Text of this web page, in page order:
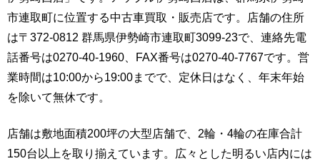
市連取町に位置する中古車買取・販売店です。店舗の住所
は〒372-0812 群馬県伊勢崎市連取町3099-23で、連絡先電
話番号は0270-40-1960、FAX番号は0270-40-7767です。営
業時間は10:00から19:00までで、定休日はなく、年末年始
を除いて無休です。
店舗は敷地面積200坪の大型店舗で、2輪・4輪の在庫合計
150台以上を取り揃えています。広々とした明るい店内には